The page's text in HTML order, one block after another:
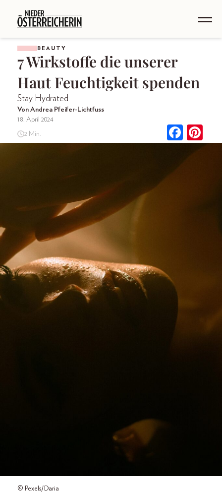
BEAUTY
7 Wirkstoffe die unserer
Haut Feuchtigkeit spenden
Stay Hydrated
Von Andrea Pfeifer-Lichtfuss
18. April 2024
2 Min.
© Pexels/Daria